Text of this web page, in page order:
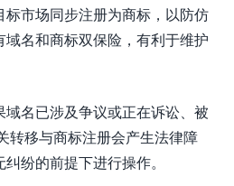
市场同步注册为商标，以防仿
名和商标双保险，有利于维护
域名已涉及争议或正在诉讼、被
转移与商标注册会产生法律障
纷的前提下进行操作。